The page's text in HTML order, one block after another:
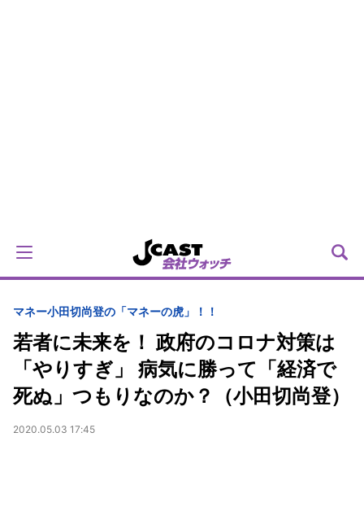
マネー小田切尚登の「マネーの虎」！！
若者に未来を！ 政府のコロナ対策は
「やりすぎ」 病気に勝って「経済で
死ぬ」つもりなのか？（小田切尚登）
2020.05.03 17:45